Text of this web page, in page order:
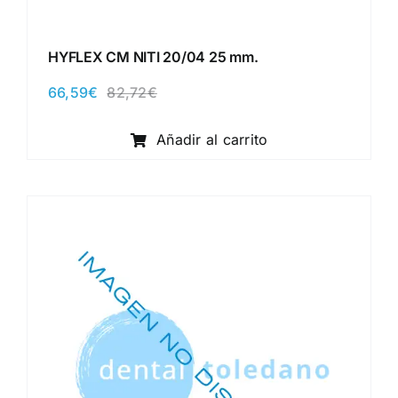
HYFLEX CM NITI 20/04 25 mm.
82,72€El
original
era:
66,59€
El
actual
es:
Añadir al carrito